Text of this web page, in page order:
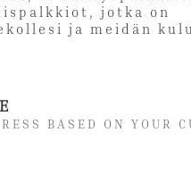
jotka on
ja meidän
BASED ON YOUR